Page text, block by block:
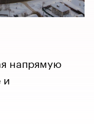
напрямую
и